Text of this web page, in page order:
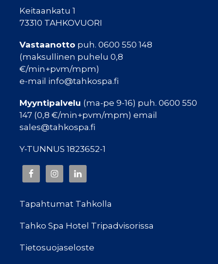
Keitaankatu 1
73310 TAHKOVUORI
Vastaanotto puh. 0600 550 148
(maksullinen puhelu 0,8
€/min+pvm/mpm)
e-mail info@tahkospa.fi
Myyntipalvelu (ma-pe 9-16) puh. 0600 550
147 (0,8 €/min+pvm/mpm) email
sales@tahkospa.fi
Y-TUNNUS 1823652-1
Tapahtumat Tahkolla
Tahko Spa Hotel Tripadvisorissa
Tietosuojaseloste